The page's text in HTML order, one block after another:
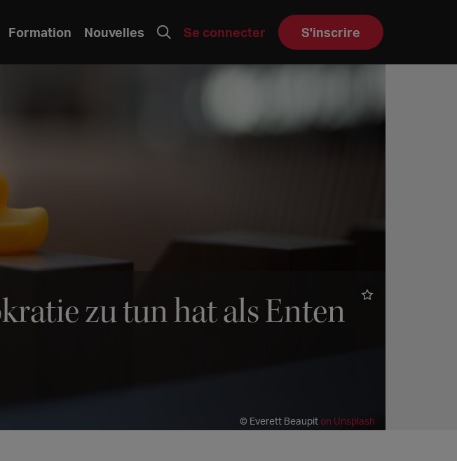
Formation Nouvelles Se connecter S'inscrire
zu tun hat als Enten
© Everett Beaupit on Unsplash